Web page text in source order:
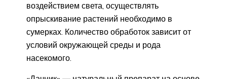
воздействием света, осуществлять
опрыскивание растений необходимо в
сумерках. Количество обработок зависит от
условий окружающей среды и рода
насекомого.